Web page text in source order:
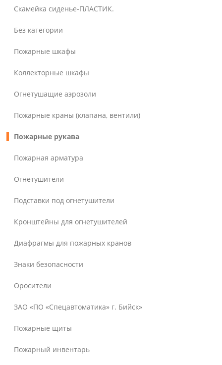
Скамейка сиденье-ПЛАСТИК.
Без категории
Пожарные шкафы
Коллекторные шкафы
Огнетушащие аэрозоли
Пожарные краны (клапана, вентили)
Пожарные рукава
Пожарная арматура
Огнетушители
Подставки под огнетушители
Кронштейны для огнетушителей
Диафрагмы для пожарных кранов
Знаки безопасности
Оросители
ЗАО «ПО «Спецавтоматика» г. Бийск»
Пожарные щиты
Пожарный инвентарь